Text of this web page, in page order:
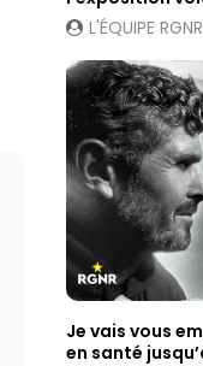
L'ÉQUIPE RGNR
Je vais vous
en santé